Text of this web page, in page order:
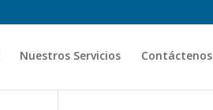
Nuestros Servicios Contáctenos